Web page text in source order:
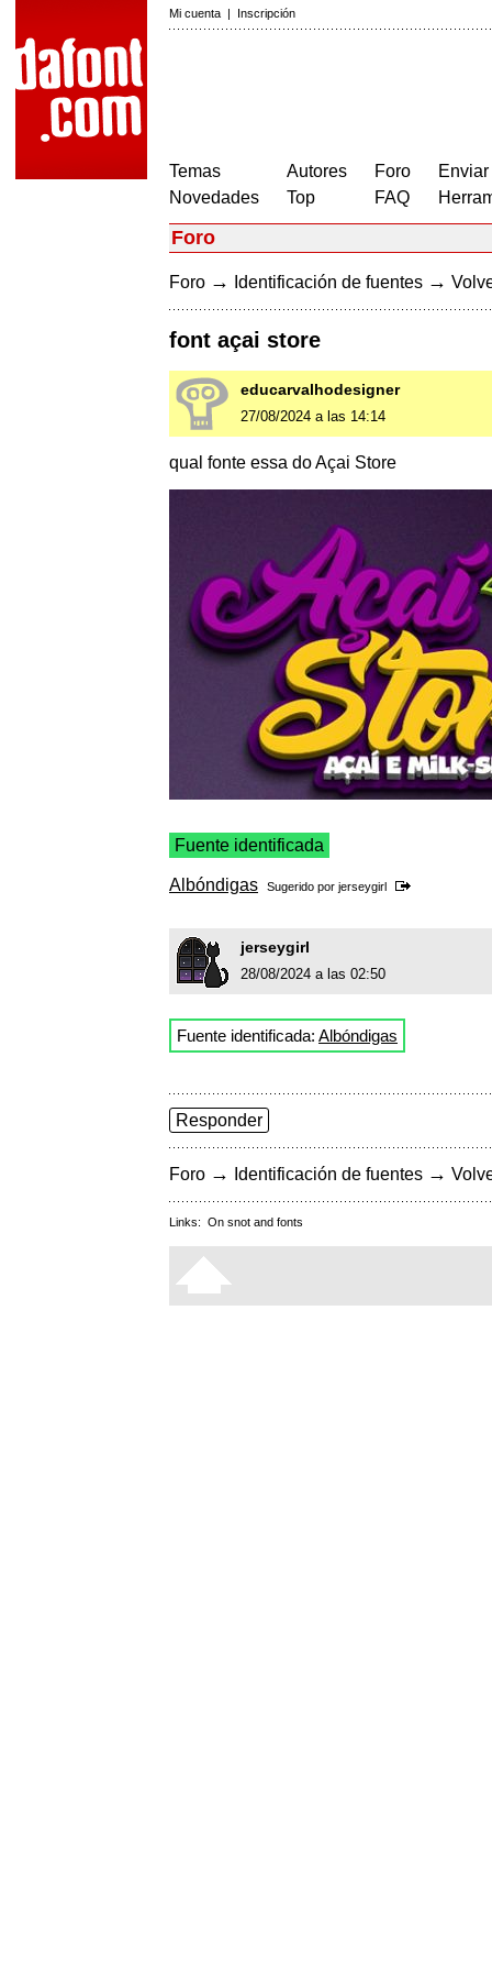
Mi cuenta | Inscripción
Temas
Novedades
Autores
Top
Foro
FAQ
Foro
Foro → Identificación de fuentes →
font açai store
educarvalhodesigner
27/08/2024 a las 14:14
qual fonte essa do Açai Store
Fuente identificada
Albóndigas Sugerido por jerseygirl
jerseygirl
28/08/2024 a las 02:50
Fuente identificada: Albóndigas
Responder
Foro → Identificación de fuentes →
Links: On snot and fonts